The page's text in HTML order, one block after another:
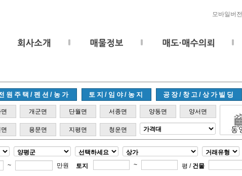
모바일버전
원주택/펜션/농가 토지/임야/농지 공장/창고/상가빌딩
개군면 단월면 서종면 양동면 양서면
용문면 지평면 청운면
~ 만원 토지 ~ 평 / 건물